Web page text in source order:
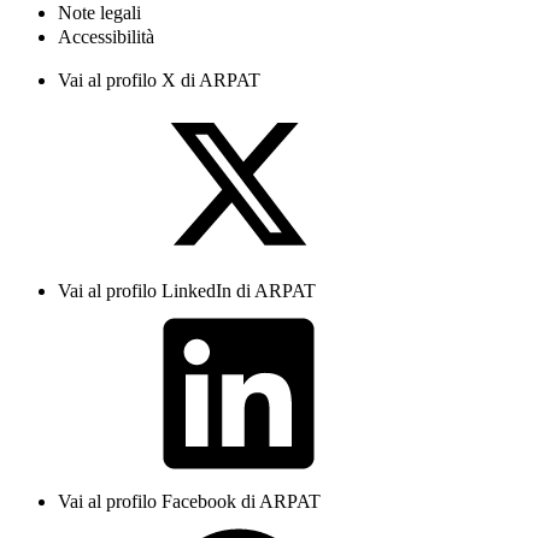
Note legali
Accessibilità
Vai al profilo X di ARPAT
Vai al profilo LinkedIn di ARPAT
Vai al profilo Facebook di ARPAT